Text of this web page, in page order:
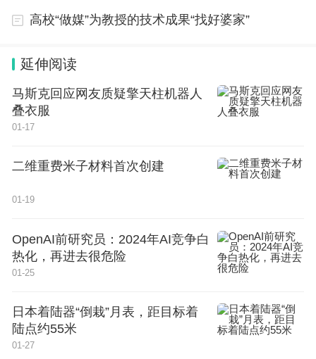
高校“做媒”为教授的技术成果“找好婆家”
延伸阅读
马斯克回应网友质疑擎天柱机器人
叠衣服
01-17
二维重费米子材料首次创建
01-19
OpenAI前研究员：2024年AI竞争白
热化，再进去很危险
01-25
日本着陆器“倒栽”月表，距目标着
陆点约55米
01-27